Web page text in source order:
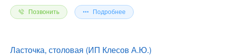
Позвонить Подробнее
Ласточка, столовая (ИП Клесов А.Ю.)